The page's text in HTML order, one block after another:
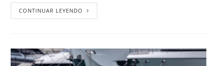
CONTINUAR LEYENDO